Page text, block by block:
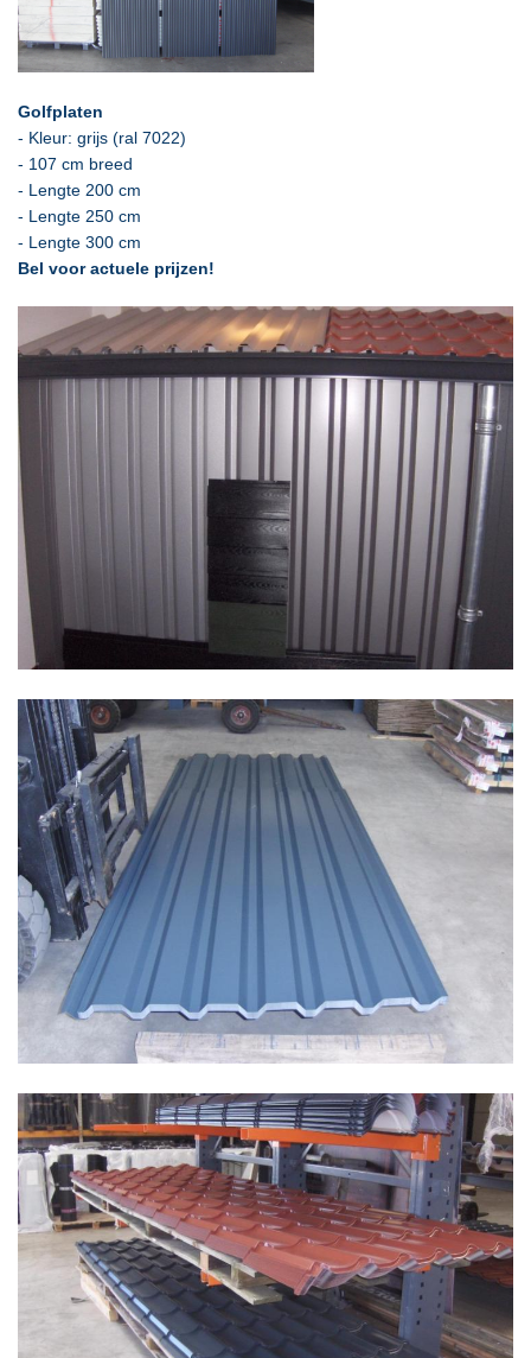
Golfplaten
- Kleur: grijs (ral 7022)
- 107 cm breed
- Lengte 200 cm
- Lengte 250 cm
- Lengte 300 cm
Bel voor actuele prijzen!